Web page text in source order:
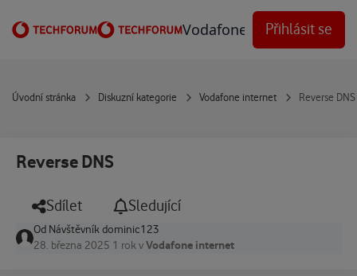
Vodafone Techforum
Přihlásit se
Úvodní stránka Diskuzní kategorie Vodafone internet Reverse DNS
Reverse DNS
Sdílet Sledující
Od Návštěvník dominic123
28. března 2025 1 rokvVodafone internet